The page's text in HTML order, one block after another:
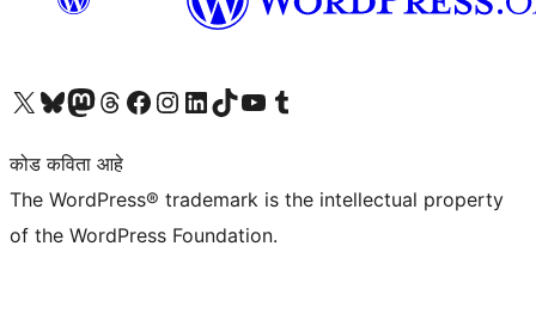
आमच्या X (एक्स) (पूर्वीचे ट्विटर) खात्याला भेट द्या आमच्या ब्लूस्की खात्याला भेट द्या.आमच्या Mastodon खात्याला भेट द्या.आमच्या थ्रेड्स खात्याला भेट द्या. आमच्या फेसबुक पेजला भेट द्या आमच्या इंस्टाग्राम खात्याला भेट द्या आमच्या लिंक्डइन खात्याला भेट द्या आमच्या टिकटॉक अकाउंटला भेट द्या.आमच्या यूट्यूब चॅनेलला भेट द्या आमच्या टंबलर खात्याला भेट द्या.
कोड कविता आहे
The WordPress® trademark is the intellectual property
of the WordPress Foundation.